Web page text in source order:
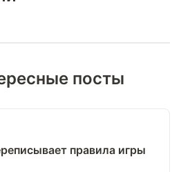
посты
правила игры